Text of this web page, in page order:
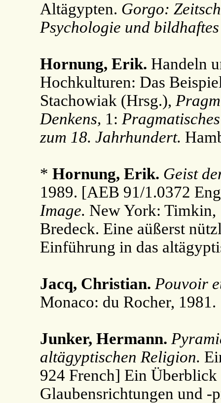
Altägypten. Gorgo:
Psychologie und
Hornung, Erik. Handeln
Hochkulturen: Das
Stachowiak (Hrsg.),
Denkens, 1:
zum 18. Jahrhundert.
* Hornung, Erik. Geist
1989. [AEB 91/1.0372
Image. New York: Timkin,
Bredeck. Eine aüßerst
Einführung in das
Jacq, Christian. Pouvoir
Monaco: du Rocher,
Junker, Hermann.
altägyptischen Religion.
924 French] Ein
Glaubensrichtungen und